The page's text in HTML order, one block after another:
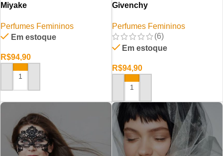
Miyake
Perfumes Femininos
Em estoque
R$94,90
ADICIONAR AO CARRINHO
Givenchy
Perfumes Femininos
(6)
Em estoque
R$94,90
ADICIONAR AO CARRINHO